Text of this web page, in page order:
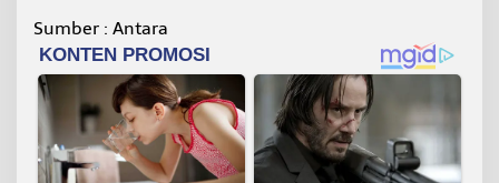
Sumber : Antara